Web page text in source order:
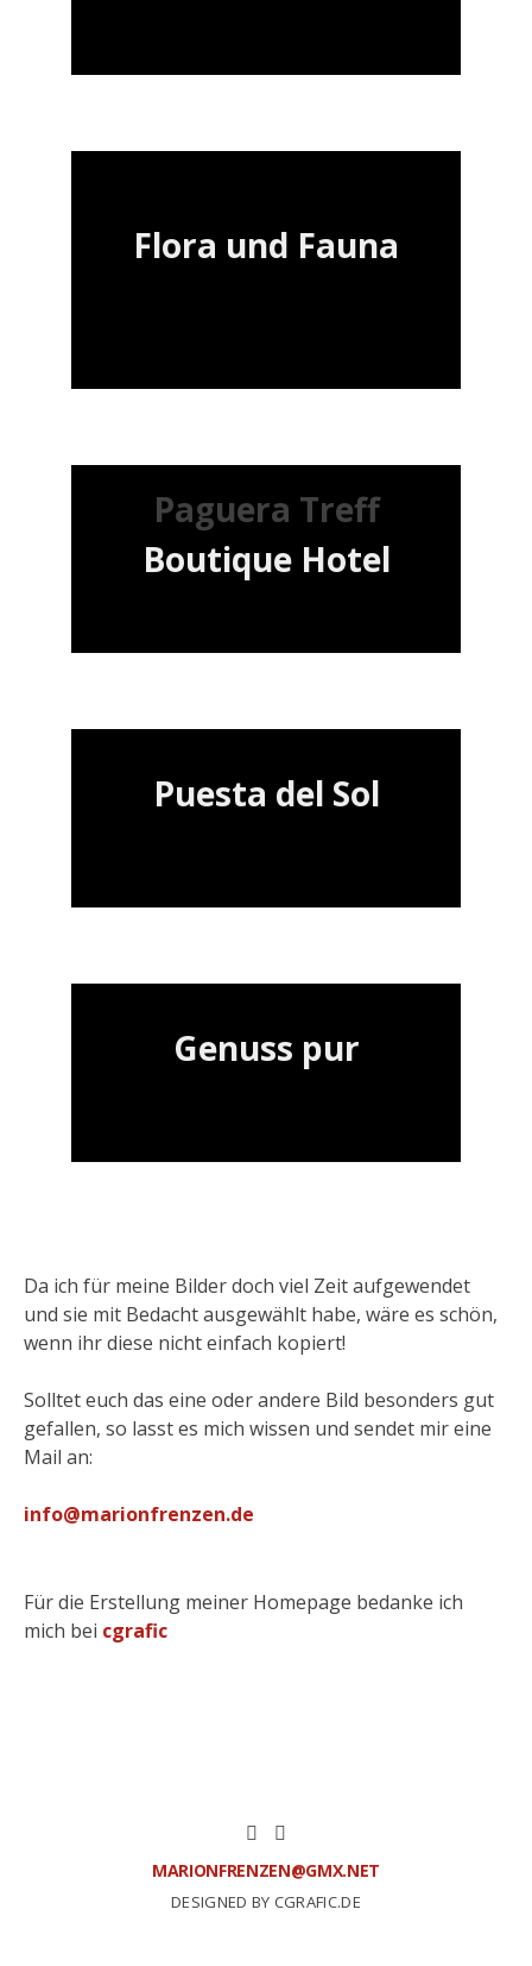
Flora und Fauna
Genuss pur
Puesta del Sol
Paguera Treff
Boutique Hotel
Da ich für meine Bilder doch viel Zeit aufgewendet
und sie mit Bedacht ausgewählt habe, wäre es schön,
wenn ihr diese nicht einfach kopiert!
Solltet euch das eine oder andere Bild besonders gut
gefallen, so lasst es mich wissen und sendet mir eine
Mail an:
info@marionfrenzen.de
Für die Erstellung meiner Homepage bedanke ich
mich bei cgrafic
MARIONFRENZEN@GMX.NET
DESIGNED BY CGRAFIC.DE